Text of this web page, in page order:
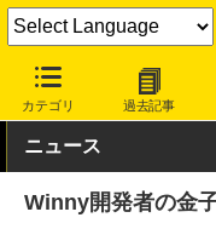
カテゴリ 過去記事
INTERNET Watch トピッ
ニュース
Winny開発者の金